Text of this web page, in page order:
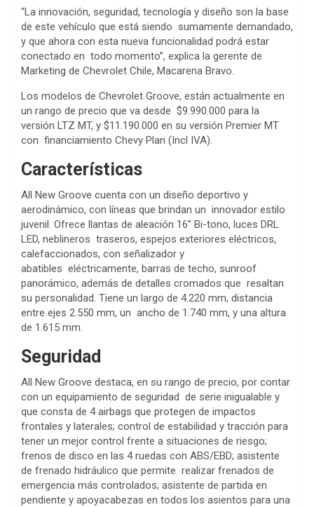
“La innovación, seguridad, tecnología y diseño son la base
de este vehículo que está siendo sumamente demandado,
y que ahora con esta nueva funcionalidad podrá estar
conectado en todo momento”, explica la gerente de
Marketing de Chevrolet Chile, Macarena Bravo.
Los modelos de Chevrolet Groove, están actualmente en
un rango de precio que va desde $9.990.000 para la
versión LTZ MT, y $11.190.000 en su versión Premier MT
con financiamiento Chevy Plan (Incl IVA).
Características
All New Groove cuenta con un diseño deportivo y
aerodinámico, con líneas que brindan un innovador estilo
juvenil. Ofrece llantas de aleación 16” Bi-tono, luces DRL
LED, neblineros traseros, espejos exteriores eléctricos,
calefaccionados, con señalizador y
abatibles eléctricamente, barras de techo, sunroof
panorámico, además de detalles cromados que resaltan
su personalidad. Tiene un largo de 4.220 mm, distancia
entre ejes 2.550 mm, un ancho de 1.740 mm, y una altura
de 1.615 mm.
Seguridad
All New Groove destaca, en su rango de precio, por contar
con un equipamiento de seguridad de serie inigualable y
que consta de 4 airbags que protegen de impactos
frontales y laterales; control de estabilidad y tracción para
tener un mejor control frente a situaciones de riesgo;
frenos de disco en las 4 ruedas con ABS/EBD; asistente
de frenado hidráulico que permite realizar frenados de
emergencia más controlados; asistente de partida en
pendiente y apoyacabezas en todos los asientos para una